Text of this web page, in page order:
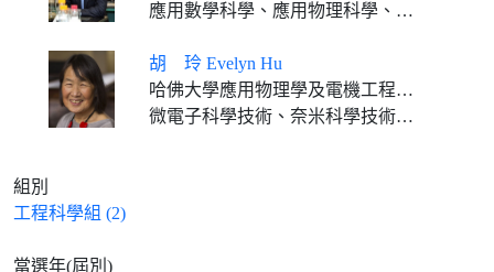
應用數學科學、應用物理科學、工程科學
胡 玲 Evelyn Hu
哈佛大學應用物理學及電機工程學Tarr-Coyne教授(2013迄今)、Robin Li and Melissa Ma Professor of Arts and Sciences (2013)
微電子科學技術、奈米科學技術、奈米光子學、量子科學技術
組別
工程科學組 (2)
當選年(屆別)